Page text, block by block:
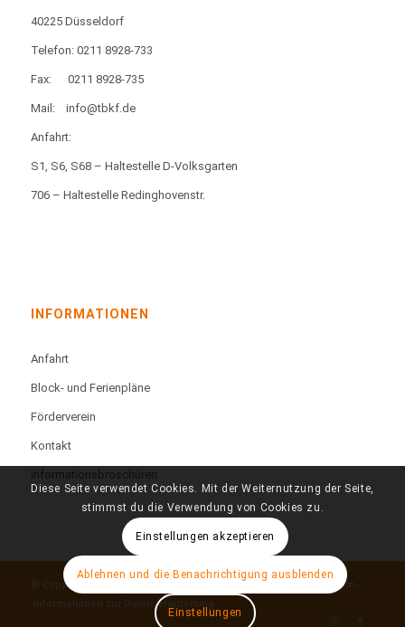
40225 Düsseldorf
Telefon: 0211 8928-733
Fax: 0211 8928-735
Mail: info@tbkf.de
Anfahrt:
S1, S6, S68 – Haltestelle D-Volksgarten
706 – Haltestelle Redinghovenstr.
INFORMATIONEN
Anfahrt
Block- und Ferienpläne
Förderverein
Kontakt
Informationsbroschüren
© Copyright - Technisches Berufskolleg Färberstraße - Impressum -
Informationen zur Datenverarbeitung
Diese Seite verwendet Cookies. Mit der Weiternutzung der Seite,
stimmst du die Verwendung von Cookies zu.
Einstellungen akzeptieren
Ablehnen und die Benachrichtigung ausblenden
Einstellungen